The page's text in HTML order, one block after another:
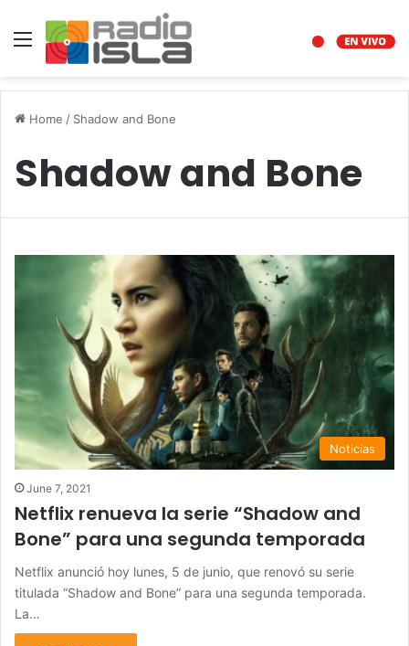
Menu
Home / Shadow and Bone
Shadow and Bone
Noticias
June 7, 2021
Netflix renueva la serie “Shadow and
Bone” para una segunda temporada
Netflix anunció hoy lunes, 5 de junio, que renovó su serie
titulada “Shadow and Bone” para una segunda temporada.
La…